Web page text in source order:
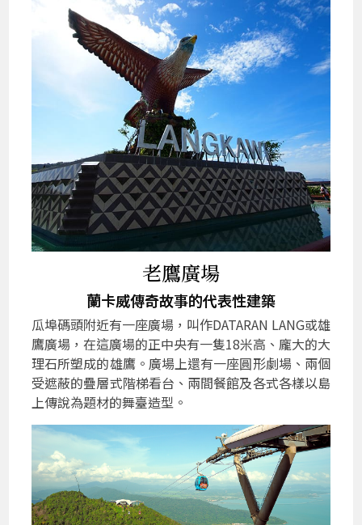
老鷹廣場
蘭卡威傳奇故事的代表性建築
瓜埠碼頭附近有一座廣場，叫作DATARAN LANG或雄
鷹廣場，在這廣場的正中央有一隻18米高、龐大的大
理石所塑成的雄鷹。廣場上還有一座圓形劇場、兩個
受遮蔽的疊層式階梯看台、兩間餐館及各式各樣以島
上傳說為題材的舞臺造型。